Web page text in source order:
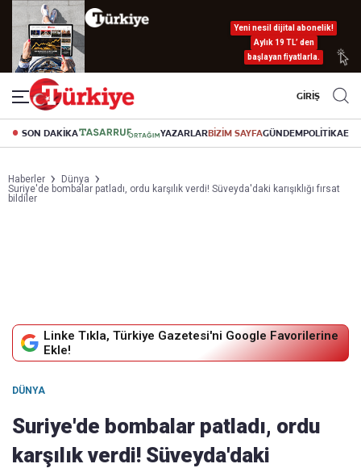
Yeni nesil dijital abonelik!
Aylık 19 TL’ den
başlayan fiyatlarla.
GİRİŞ
SON DAKİKA YAZARLARBİZİM SAYFAGÜNDEMPOLİTİKA
Haberler
Dünya
Suriye'de bombalar patladı, ordu karşılık verdi! Süveyda'daki karışıklığı fırsat
bildiler
Linke Tıkla, Türkiye Gazetesi'ni Google Favorilerine
Ekle!
DÜNYA
Suriye'de bombalar patladı, ordu
karşılık verdi! Süveyda'daki